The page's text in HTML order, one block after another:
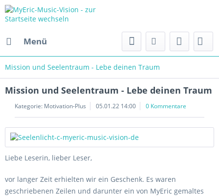
Menü
Mission und Seelentraum - Lebe deinen Traum
Mission und Seelentraum - Lebe deinen Traum
Kategorie: Motivation-Plus 05.01.22 14:00 0 Kommentare
Liebe Leserin, lieber Leser,
vor langer Zeit erhielten wir ein Geschenk. Es waren
geschriebenen Zeilen und darunter ein von MyEric gemaltes